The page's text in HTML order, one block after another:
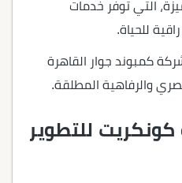
التي توفر خدمات
للحياة.
كمبوند جوار القاهرة
والرفاهية المطلقة.
للتطوير